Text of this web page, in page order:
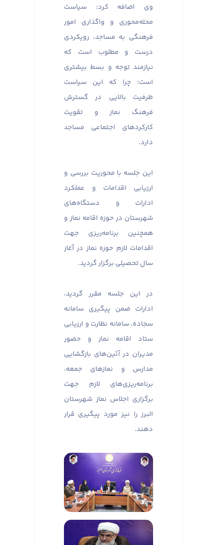
وی اضافه کرد: سیاست
محله‌محوری و واگذاری امور
فرهنگی به مساجد، رویکردی
درست و مطلوب است که
نیازمند توجه و بسط بیشتری
است؛ چرا که این سیاست
ظرفیت بالایی در گسترش
فرهنگ نماز و تقویت
کارکردهای اجتماعی مساجد
دارد.
این جلسه با محوریت بررسی و
ارزیابی اقدامات و عملکرد
ادارات و دستگاه‌های
شهرستان در حوزه اقامه نماز و
همچنین برنامه‌ریزی جهت
اقدامات لازم حوزه نماز در آغاز
سال تحصیلی برگزار گردید.
در این جلسه مقرر گردید،
ادارات ضمن پیگیری سامانه
سجاده، سامانه نظارت و ارزیابی
ستاد اقامه نماز و حضور
مدیران در آئین‌های بازگشایی
مدارس و نماز‌های جمعه،
برنامه‌ریزی‌های لازم جهت
برگزاری اجلاس نماز شهرستان
البرز را نیز مورد پیگیری قرار
دهند.